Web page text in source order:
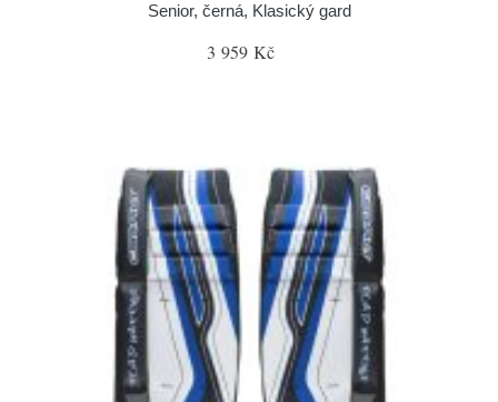
Senior, černá, Klasický gard
3 959 Kč